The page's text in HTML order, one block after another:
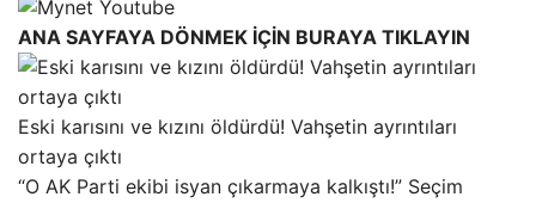
ANA SAYFAYA DÖNMEK İÇİN BURAYA TIKLAYIN
Eski karısını ve kızını öldürdü! Vahşetin ayrıntıları
ortaya çıktı
“O AK Parti ekibi isyan çıkarmaya kalkıştı!” Seçim